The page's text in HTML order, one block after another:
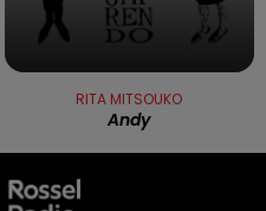
RITA MITSOUKO
Andy